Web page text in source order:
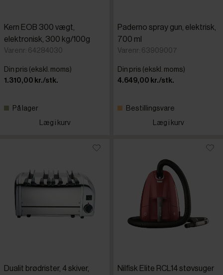
Kern EOB 300 vægt,
elektronisk, 300 kg/100g
Varenr: 64284030
Din pris (ekskl. moms)
1.310,00 kr./stk.
På lager
Læg i kurv
Paderno spray gun, elektrisk,
700 ml
Varenr: 63909007
Din pris (ekskl. moms)
4.649,00 kr./stk.
Bestillingsvare
Læg i kurv
Dualit brødrister, 4 skiver, Nilfisk Elite RCL14 støvsuger